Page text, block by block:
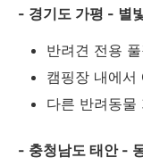
- 경기도 가평 - 별
반려견 전용
캠핑장 내에서
다른 반려동물
- 충청남도 태안 -